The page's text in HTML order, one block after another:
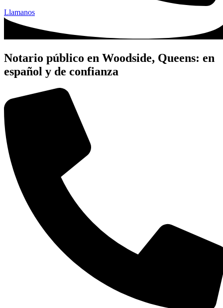
Llamanos
Notario público en Woodside, Queens: en
español y de confianza